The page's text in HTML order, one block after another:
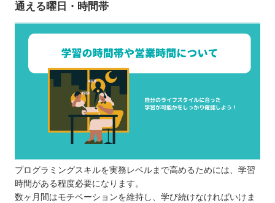
通える曜日・時間帯
プログラミングスキルを実務レベルまで高めるためには、学習
時間がある程度必要になります。
数ヶ月間はモチベーションを維持し、学び続けなければいけま